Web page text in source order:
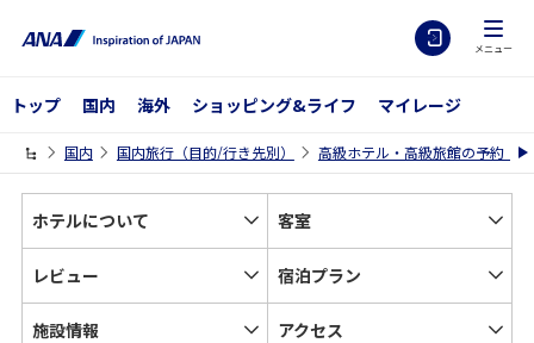
メニュー
トップ 国内 海外 ショッピング&ライフ マイレージ
国内 国内旅行（目的/行き先別） 高級ホテル・高級旅館の予約【
ホテルについて
客室
レビュー 宿泊プラン
施設情報 アクセス